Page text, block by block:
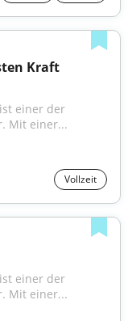
Kraft
einer der
Mit einer...
Vollzeit
einer der
Mit einer...